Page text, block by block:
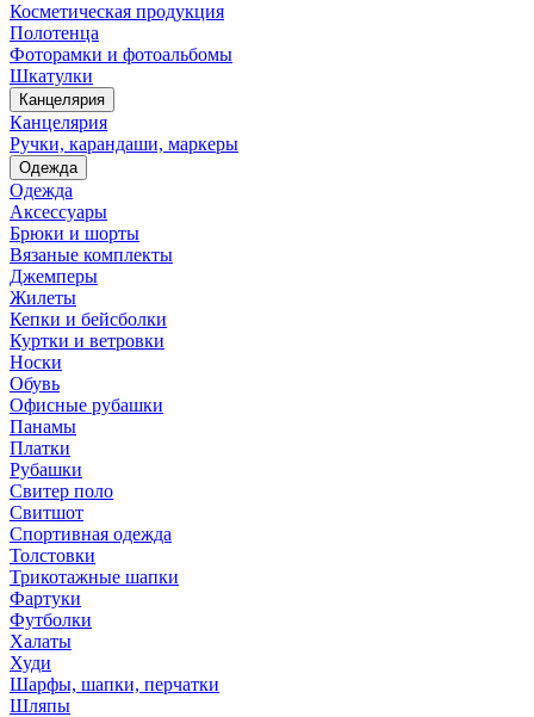
Косметическая продукция
Полотенца
Фоторамки и фотоальбомы
Шкатулки
Канцелярия
Канцелярия
Ручки, карандаши, маркеры
Одежда
Одежда
Аксессуары
Брюки и шорты
Вязаные комплекты
Джемперы
Жилеты
Кепки и бейсболки
Куртки и ветровки
Носки
Обувь
Офисные рубашки
Панамы
Платки
Рубашки
Свитер поло
Свитшот
Спортивная одежда
Толстовки
Трикотажные шапки
Фартуки
Футболки
Халаты
Худи
Шарфы, шапки, перчатки
Шляпы